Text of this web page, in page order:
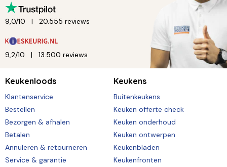
9,0/10 20.555 reviews
9,2/10 13.500 reviews
Keukenloods
Klantenservice
Bestellen
Bezorgen & afhalen
Betalen
Annuleren & retourneren
Service & garantie
Keukens
Buitenkeukens
Keuken offerte check
Keuken onderhoud
Keuken ontwerpen
Keukenbladen
Keukenfronten